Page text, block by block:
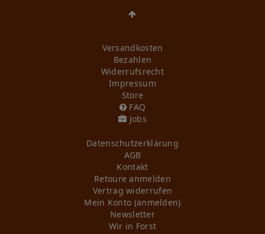
Versandkosten
Bezahlen
Widerrufs­recht
Impressum
Store
FAQ
Jobs
Daten­schutz­erklärung
AGB
Kontakt
Retoure anmelden
Vertrag widerrufen
Mein Konto (anmelden)
Newsletter
Wir in Forst